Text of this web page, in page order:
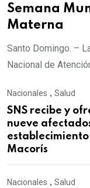
Semana
Materna
Santo Domingo. –
Nacional de
Nacionales , Salud
SNS recibe y
nueve
establecimiento
Macorís
Nacionales , Salud